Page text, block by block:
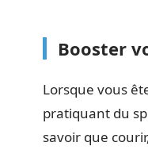
Booster
Lorsque vous
pratiquant du
savoir que